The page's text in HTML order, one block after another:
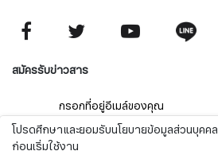
โปรดศึกษาและยอมรับนโยบายข้อมูลส่วนบุคคล
ก่อนเริ่มใช้งาน
สมัครรับข่าวสาร